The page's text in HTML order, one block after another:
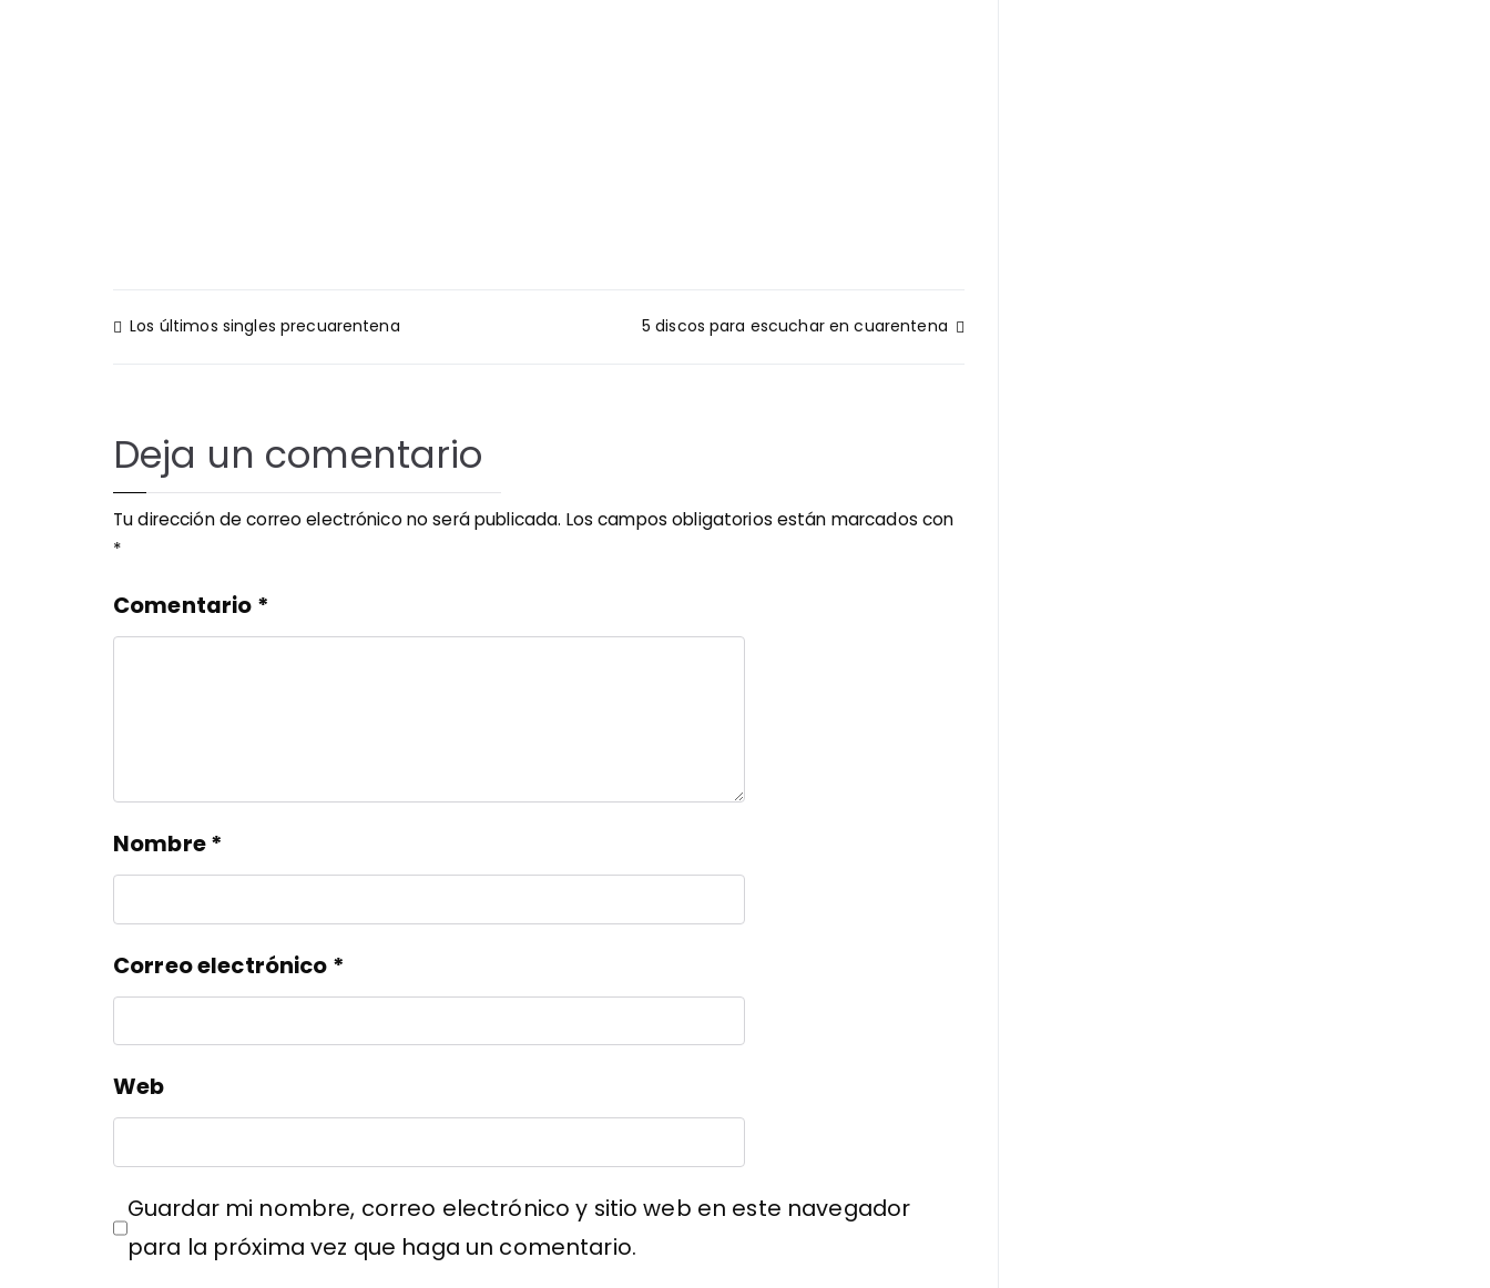
Navegación
Los últimos singles precuarentena 5 discos para escuchar en cuarentena
Deja un comentario
Tu dirección de correo electrónico no será publicada. Los campos obligatorios están marcados con
*
Comentario *
Nombre*
Correo electrónico *
Web
Guardar mi nombre, correo electrónico y sitio web en este navegador
para la próxima vez que haga un comentario.